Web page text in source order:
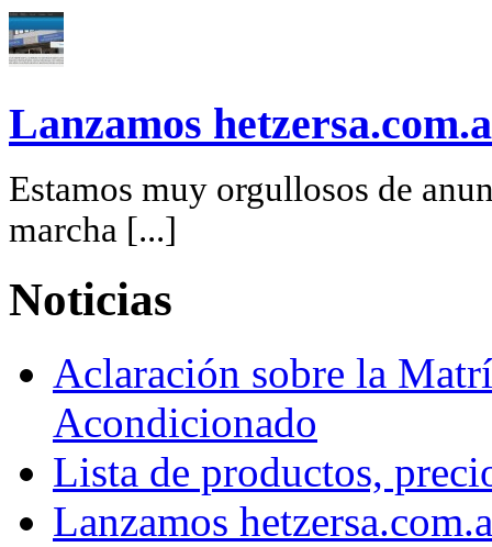
Lanzamos
Estamos muy orgullosos de
marcha [...]
Noticias
Aclaración sobre la
Acondicionado
Lista de productos,
Lanzamos